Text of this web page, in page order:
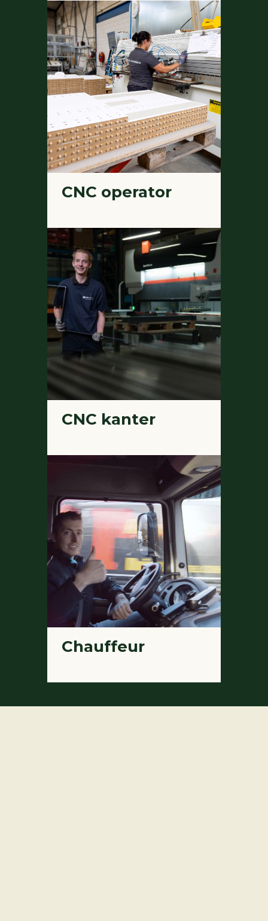
CNC operator
CNC kanter
Chauffeur